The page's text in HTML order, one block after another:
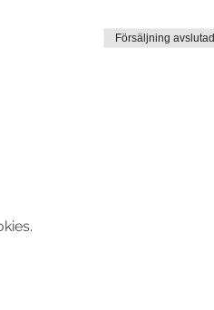
Försäljning avslutad